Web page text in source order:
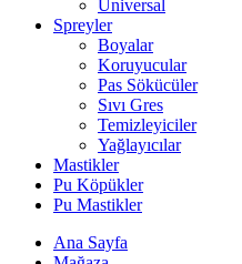
Üniversal
Spreyler
Boyalar
Koruyucular
Pas Sökücüler
Sıvı Gres
Temizleyiciler
Yağlayıcılar
Mastikler
Pu Köpükler
Pu Mastikler
Ana Sayfa